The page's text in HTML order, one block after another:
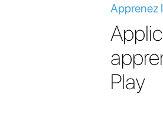
Apprenez
Play